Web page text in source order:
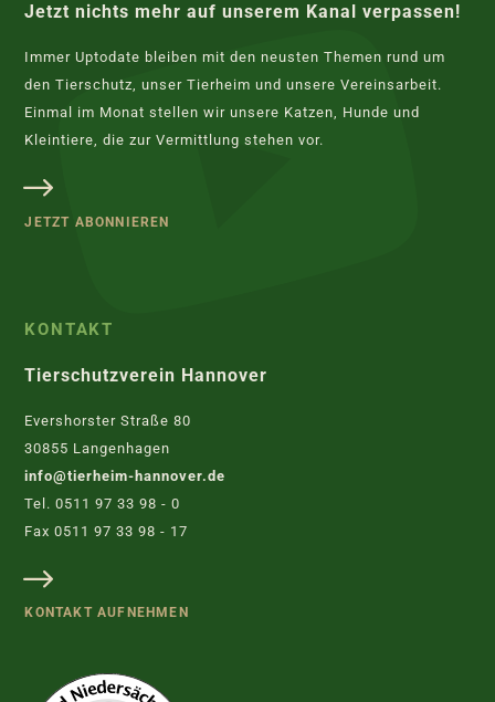
Jetzt nichts mehr auf unserem Kanal verpassen!
Immer Uptodate bleiben mit den neusten Themen rund um
den Tierschutz, unser Tierheim und unsere Vereinsarbeit.
Einmal im Monat stellen wir unsere Katzen, Hunde und
Kleintiere, die zur Vermittlung stehen vor.
JETZT ABONNIEREN
KONTAKT
Tierschutzverein Hannover
Evershorster Straße 80
30855 Langenhagen
info@tierheim-hannover.de
Tel. 0511 97 33 98 - 0
Fax 0511 97 33 98 - 17
KONTAKT AUFNEHMEN